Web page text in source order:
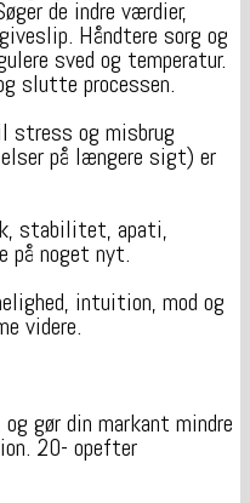
de indre værdier,
Håndtere sorg og
sved og temperatur.
slutte processen.
stress og misbrug
på længere sigt) er
stabilitet, apati,
på noget nyt.
intuition, mod og
videre.
gør din markant mindre
20- opefter